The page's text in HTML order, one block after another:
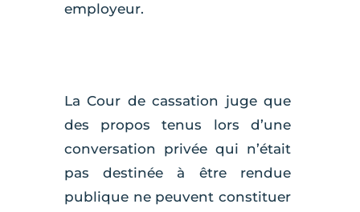
employeur.
La Cour de cassation juge que
des propos tenus lors d’une
conversation privée qui n’était
pas destinée à être rendue
publique ne peuvent constituer